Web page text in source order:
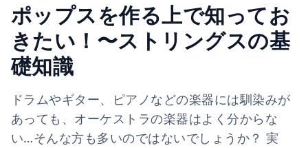
ポップスを作る上で知ってお
きたい！〜ストリングスの基
礎知識
ドラムやギター、ピアノなどの楽器には馴染みが
あっても、オーケストラの楽器はよく分からな
い…そんな方も多いのではないでしょうか？ 実